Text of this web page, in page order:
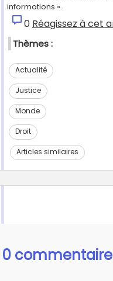
informations ».
0 Réagissez à cet
Thèmes :
Actualité
Justice
Monde
Droit
Articles similaires
0 commentaire